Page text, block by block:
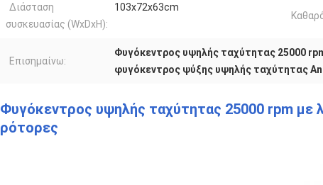
Διάσταση
συσκευασίας (WxDxH):
103x72x63cm
Επισημαίνω:
Φυγόκεντρος υψηλής ταχύτητας 25000
φυγόκεντρος ψύξης υψηλής ταχύτητας
Φυγόκεντρος υψηλής ταχύτητας 25000 rpm με
ρότορες